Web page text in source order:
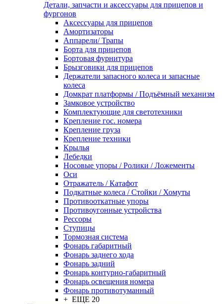
Детали, запчасти и аксессуары для прицепов и
фургонов
Аксессуары для прицепов
Амортизаторы
Аппарели/ Трапы
Борта для прицепов
Бортовая фурнитура
Брызговики для прицепов
Держатели запасного колеса и запасные
колеса
Домкрат платформы / Подъёмный механизм
Замковое устройство
Комплектующие для светотехники
Крепление гос. номера
Крепление груза
Крепление техники
Крылья
Лебедки
Носовые упоры / Ролики / Ложементы
Оси
Отражатель / Катафот
Подкатные колеса / Стойки / Хомуты
Противооткатные упоры
Противоугонные устройства
Рессоры
Ступицы
Тормозная система
Фонарь габаритный
Фонарь заднего хода
Фонарь задний
Фонарь контурно-габаритный
Фонарь освещения номера
Фонарь противотуманный
+ ЕЩЕ 20